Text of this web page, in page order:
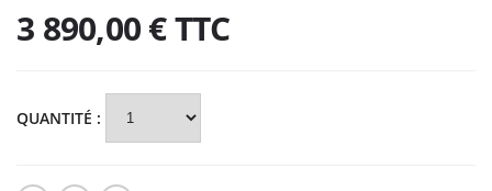
3 890,00 €TTC
QUANTITÉ :